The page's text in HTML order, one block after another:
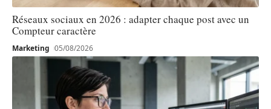
Réseaux sociaux en 2026 : adapter chaque post avec un
Compteur caractère
Marketing 05/08/2026